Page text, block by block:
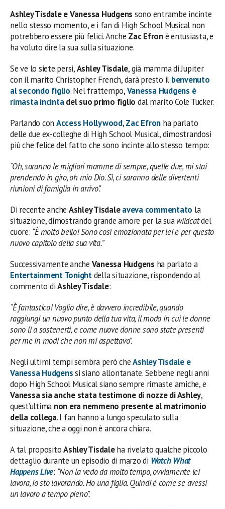
Ashley Tisdale e Vanessa Hudgens sono entrambe incinte
nello stesso momento, e i fan di High School Musical non
potrebbero essere più felici. Anche Zac Efronè entusiasta, e
ha voluto dire la sua sulla situazione.
Se ve lo siete persi,Ashley Tisdale, già mamma di Jupiter
con il marito Christopher French, darà presto il benvenuto
al secondo figlio. Nel frattempo,Vanessa Hudgens è
rimasta incintadel suo primo figlio dal marito Cole Tucker.
Parlando con Access Hollywood,Zac Efron ha parlato
delle due ex-colleghe di High School Musical, dimostrandosi
più che felice del fatto che sono incinte allo stesso tempo:
“Oh, saranno le migliori mamme di sempre, quelle due, mi stai
prendendo in giro, oh mio Dio. Sì, ci saranno delle divertenti
riunioni di famiglia in arrivo”.
Di recente anche Ashley Tisdale aveva commentato la
situazione, dimostrando grande amore per la suawildcatdel
cuore: “È molto bello! Sono così emozionata per lei e per questo
nuovo capitolo della sua vita.”
Successivamente anche Vanessa Hudgens ha parlato a
Entertainment Tonightdella situazione, rispondendo al
commento diAshley Tisdale:
“È fantastico! Voglio dire, è davvero incredibile, quando
raggiungi un nuovo punto della tua vita, il modo in cui le donne
sono lì a sostenerti, e come nuove donne sono state presenti
per me in modi che non mi aspettavo”.
Negli ultimi tempi sembra però cheAshley Tisdale e
Vanessa Hudgenssi siano allontanate. Sebbene negli anni
dopo High School Musical siano sempre rimaste amiche, e
Vanessa sia anche stata testimone di nozze di Ashley,
quest’ultima non era nemmeno presente al matrimonio
della collega. I fan hanno a lungo speculato sulla
situazione, che a oggi non è ancora chiara.
A tal propositoAshley Tisdaleha rivelato qualche piccolo
dettaglio durante un episodio di marzo di Watch What
Happens Live: “Non la vedo da molto tempo, ovviamente lei
lavora, io sto lavorando. Ho una figlia. Quindi è come se avessi
un lavoro a tempo pieno”.